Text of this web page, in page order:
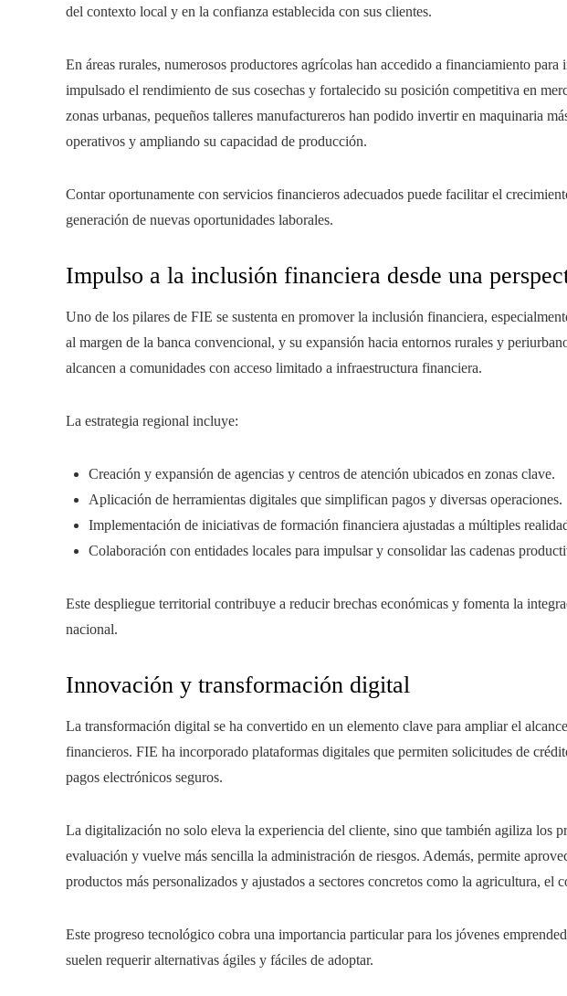
del contexto local y en la confianza establecida con sus clientes.
En áreas rurales, numerosos productores agrícolas han accedido a financiamiento
impulsado el rendimiento de sus cosechas y fortalecido su posición competitiva en
zonas urbanas, pequeños talleres manufactureros han podido invertir en maquinaria
operativos y ampliando su capacidad de producción.
Contar oportunamente con servicios financieros adecuados puede facilitar el
generación de nuevas oportunidades laborales.
Impulso a la inclusión financiera desde una
Uno de los pilares de FIE se sustenta en promover la inclusión financiera,
al margen de la banca convencional, y su expansión hacia entornos rurales y
alcancen a comunidades con acceso limitado a infraestructura financiera.
La estrategia regional incluye:
Creación y expansión de agencias y centros de atención ubicados en zonas clave.
Aplicación de herramientas digitales que simplifican pagos y diversas operaciones.
Implementación de iniciativas de formación financiera ajustadas a múltiples
Colaboración con entidades locales para impulsar y consolidar las cadenas
Este despliegue territorial contribuye a reducir brechas económicas y fomenta la
nacional.
Innovación y transformación digital
La transformación digital se ha convertido en un elemento clave para ampliar el
financieros. FIE ha incorporado plataformas digitales que permiten solicitudes de
pagos electrónicos seguros.
La digitalización no solo eleva la experiencia del cliente, sino que también agiliza los
evaluación y vuelve más sencilla la administración de riesgos. Además, permite
productos más personalizados y ajustados a sectores concretos como la agricultura, el
Este progreso tecnológico cobra una importancia particular para los jóvenes
suelen requerir alternativas ágiles y fáciles de adoptar.